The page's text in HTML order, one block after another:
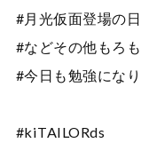
#月光仮面登場の
#などその他もろ
#今日も勉強にな
#kiTAILORds